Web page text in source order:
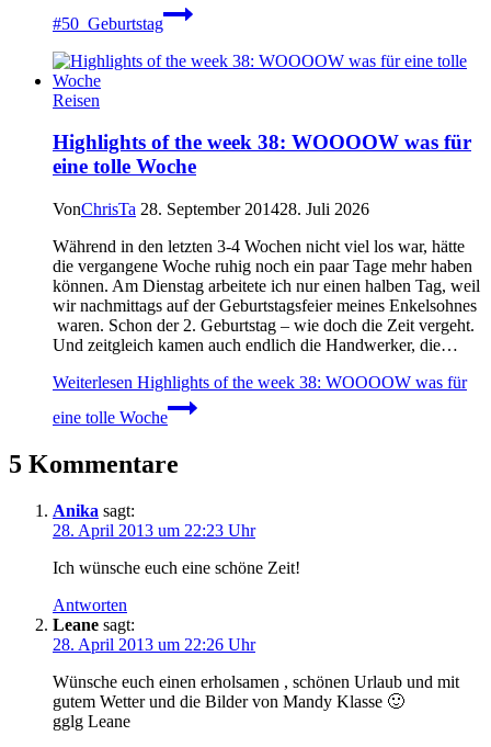
#50_Geburtstag
Reisen
Highlights of the week 38: WOOOOW was für
eine tolle Woche
VonChrisTa 28. September 201428. Juli 2026
Während in den letzten 3-4 Wochen nicht viel los war, hätte
die vergangene Woche ruhig noch ein paar Tage mehr haben
können. Am Dienstag arbeitete ich nur einen halben Tag, weil
wir nachmittags auf der Geburtstagsfeier meines Enkelsohnes
waren. Schon der 2. Geburtstag – wie doch die Zeit vergeht.
Und zeitgleich kamen auch endlich die Handwerker, die…
Weiterlesen Highlights of the week 38: WOOOOW was für
eine tolle Woche
5 Kommentare
Anika sagt:
28. April 2013 um 22:23 Uhr
Ich wünsche euch eine schöne Zeit!
Antworten
Leane sagt:
28. April 2013 um 22:26 Uhr
Wünsche euch einen erholsamen , schönen Urlaub und mit
gutem Wetter und die Bilder von Mandy Klasse 🙂
gglg Leane